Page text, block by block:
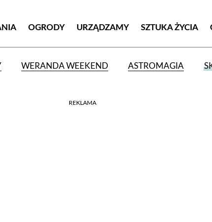
OGRODY URZĄDZAMY SZTUKA ŻYCIA
WERANDA WEEKEND ASTROMAGIA
REKLAMA